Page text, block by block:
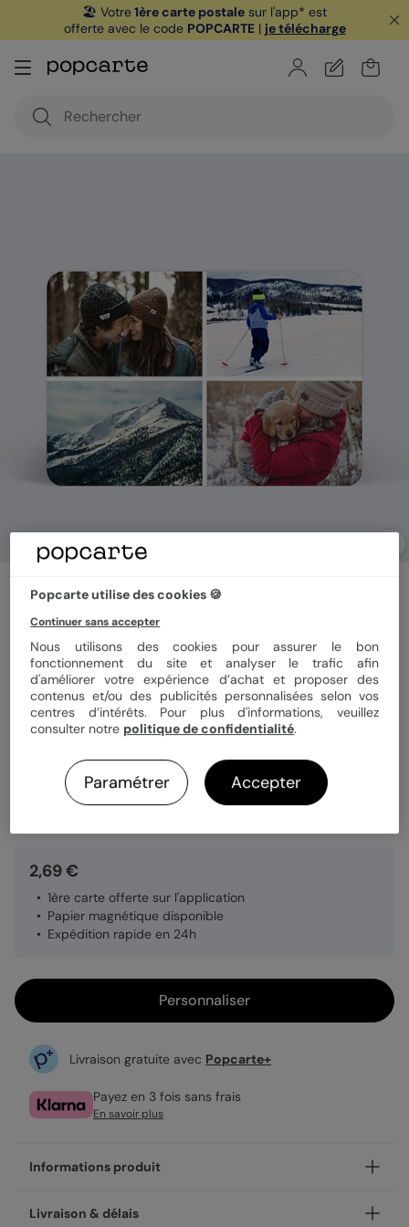
🏖️ Votre1ère carte postale sur l'app* est
offerte avec le code POPCARTE| je télécharge
Multiphotos 4 Photos Hiver
Format 10x15 cm
Papier Satiné pelliculé
Quantité 1 carte
2,69 €
1ère carte offerte sur l'application
Papier magnétique disponible
Expédition rapide en 24h
Personnaliser
Livraison gratuite avec Popcarte+
Payez en 3 fois sans frais
En savoir plus
Informations produit
Personnalisez votre carte postale Multiphotos 4 Photos
Livraison & délais
Popcarte utilise des cookies 🍪
Continuer sans accepter
Nous utilisons des cookies pour assurer le bon
fonctionnement du site et analyser le trafic afin
d'améliorer votre expérience d’achat et proposer des
contenus et/ou des publicités personnalisées selon vos
centres d’intérêts. Pour plus d'informations, veuillez
consulter notre politique de confidentialité.
Paramétrer Accepter